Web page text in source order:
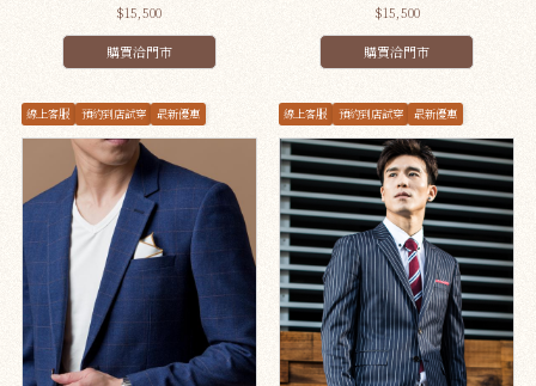
$15,500
購買洽門市
$15,500
購買洽門市
線上客服 預約到店試穿 最新優惠 線上客服 預約到店試穿 最新優惠